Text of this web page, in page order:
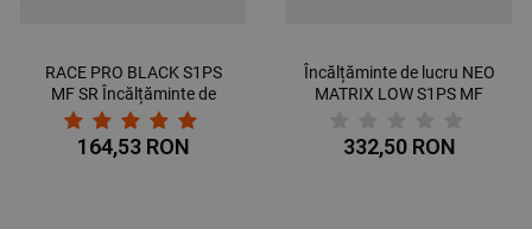
RACE PRO BLACK S1PS
MF SR Încălțăminte de
protecție
164,53 RON
Încălțăminte de lucru NEO
MATRIX LOW S1PS MF
332,50 RON
DE FUNCŢIONALITATE
NECLASIFICATE